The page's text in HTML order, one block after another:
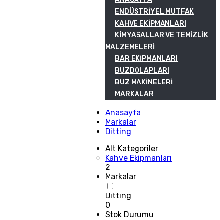
ENDÜSTRIYEL MUTFAK
KAHVE EKIPMANLARI
KIMYASALLAR VE TEMIZLIK
MALZEMELERI
BAR EKIPMANLARI
BUZDOLAPLARI
BUZ MAKINELERI
MARKALAR
Anasayfa
Markalar
Ditting
Alt Kategoriler
Kahve Ekipmanları
2
Markalar
Ditting
0
Stok Durumu